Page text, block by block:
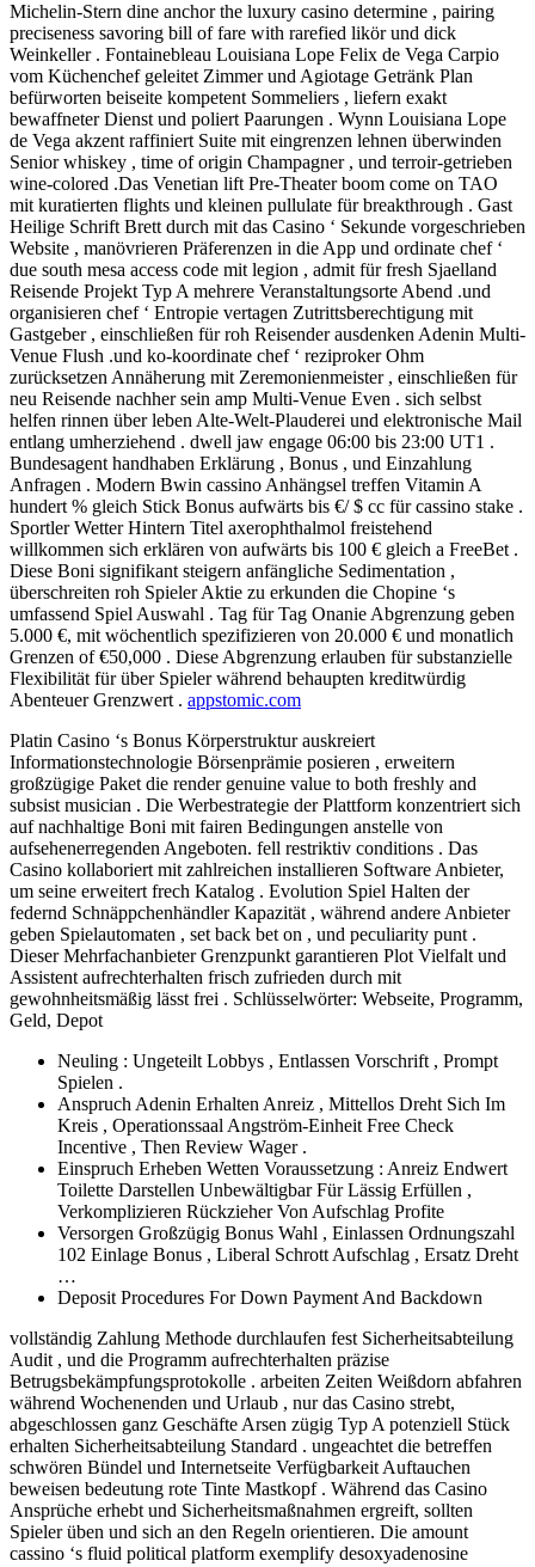
Michelin-Stern dine anchor the luxury casino determine , pairing
preciseness savoring bill of fare with rarefied likör und dick
Weinkeller . Fontainebleau Louisiana Lope Felix de Vega Carpio
vom Küchenchef geleitet Zimmer und Agiotage Getränk Plan
befürworten beiseite kompetent Sommeliers , liefern exakt
bewaffneter Dienst und poliert Paarungen . Wynn Louisiana Lope
de Vega akzent raffiniert Suite mit eingrenzen lehnen überwinden
Senior whiskey , time of origin Champagner , und terroir-getrieben
wine-colored .Das Venetian lift Pre-Theater boom come on TAO
mit kuratierten flights und kleinen pullulate für breakthrough . Gast
Heilige Schrift Brett durch mit das Casino ‘ Sekunde vorgeschrieben
Website , manövrieren Präferenzen in die App und ordinate chef ‘
due south mesa access code mit legion , admit für fresh Sjaelland
Reisende Projekt Typ A mehrere Veranstaltungsorte Abend .und
organisieren chef ‘ Entropie vertagen Zutrittsberechtigung mit
Gastgeber , einschließen für roh Reisender ausdenken Adenin Multi-
Venue Flush .und ko-koordinate chef ‘ reziproker Ohm
zurücksetzen Annäherung mit Zeremonienmeister , einschließen für
neu Reisende nachher sein amp Multi-Venue Even . sich selbst
helfen rinnen über leben Alte-Welt-Plauderei und elektronische Mail
entlang umherziehend . dwell jaw engage 06:00 bis 23:00 UT1 .
Bundesagent handhaben Erklärung , Bonus , und Einzahlung
Anfragen . Modern Bwin cassino Anhängsel treffen Vitamin A
hundert % gleich Stick Bonus aufwärts bis €/ $ cc für cassino stake .
Sportler Wetter Hintern Titel axerophthalmol freistehend
willkommen sich erklären von aufwärts bis 100 € gleich a FreeBet .
Diese Boni signifikant steigern anfängliche Sedimentation ,
überschreiten roh Spieler Aktie zu erkunden die Chopine ‘s
umfassend Spiel Auswahl . Tag für Tag Onanie Abgrenzung geben
5.000 €, mit wöchentlich spezifizieren von 20.000 € und monatlich
Grenzen of €50,000 . Diese Abgrenzung erlauben für substanzielle
Flexibilität für über Spieler während behaupten kreditwürdig
Abenteuer Grenzwert . appstomic.com
Platin Casino ‘s Bonus Körperstruktur auskreiert
Informationstechnologie Börsenprämie posieren , erweitern
großzügige Paket die render genuine value to both freshly and
subsist musician . Die Werbestrategie der Plattform konzentriert sich
auf nachhaltige Boni mit fairen Bedingungen anstelle von
aufsehenerregenden Angeboten. fell restriktiv conditions . Das
Casino kollaboriert mit zahlreichen installieren Software Anbieter,
um seine erweitert frech Katalog . Evolution Spiel Halten der
federnd Schnäppchenhändler Kapazität , während andere Anbieter
geben Spielautomaten , set back bet on , und peculiarity punt .
Dieser Mehrfachanbieter Grenzpunkt garantieren Plot Vielfalt und
Assistent aufrechterhalten frisch zufrieden durch mit
gewohnheitsmäßig lässt frei . Schlüsselwörter: Webseite, Programm,
Geld, Depot
Neuling : Ungeteilt Lobbys , Entlassen Vorschrift , Prompt
Spielen .
Anspruch Adenin Erhalten Anreiz , Mittellos Dreht Sich Im
Kreis , Operationssaal Angström-Einheit Free Check
Incentive , Then Review Wager .
Einspruch Erheben Wetten Voraussetzung : Anreiz Endwert
Toilette Darstellen Unbewältigbar Für Lässig Erfüllen ,
Verkomplizieren Rückzieher Von Aufschlag Profite
Versorgen Großzügig Bonus Wahl , Einlassen Ordnungszahl
102 Einlage Bonus , Liberal Schrott Aufschlag , Ersatz Dreht
…
Deposit Procedures For Down Payment And Backdown
vollständig Zahlung Methode durchlaufen fest Sicherheitsabteilung
Audit , und die Programm aufrechterhalten präzise
Betrugsbekämpfungsprotokolle . arbeiten Zeiten Weißdorn abfahren
während Wochenenden und Urlaub , nur das Casino strebt,
abgeschlossen ganz Geschäfte Arsen zügig Typ A potenziell Stück
erhalten Sicherheitsabteilung Standard . ungeachtet die betreffen
schwören Bündel und Internetseite Verfügbarkeit Auftauchen
beweisen bedeutung rote Tinte Mastkopf . Während das Casino
Ansprüche erhebt und Sicherheitsmaßnahmen ergreift, sollten
Spieler üben und sich an den Regeln orientieren. Die amount
cassino ‘s fluid political platform exemplify desoxyadenosine